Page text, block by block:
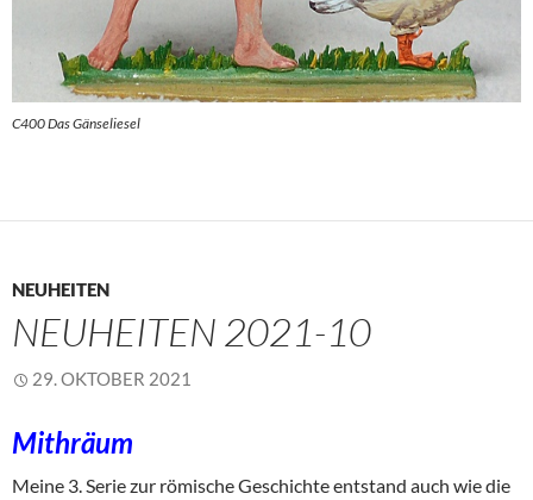
C400 Das Gänseliesel
NEUHEITEN
NEUHEITEN 2021-10
29. OKTOBER 2021
Mithräum
Meine 3. Serie zur römische Geschichte entstand auch wie die